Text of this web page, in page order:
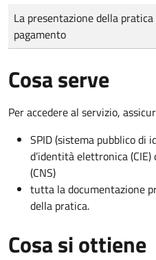
Tipo di pagamento
Importo
La presentazione della
pagamento
Cosa serve
Per accedere al servizio,
SPID (sistema pubblico di
d’identità elettronica
(CNS)
tutta la documentazione
della pratica.
Cosa si ottiene